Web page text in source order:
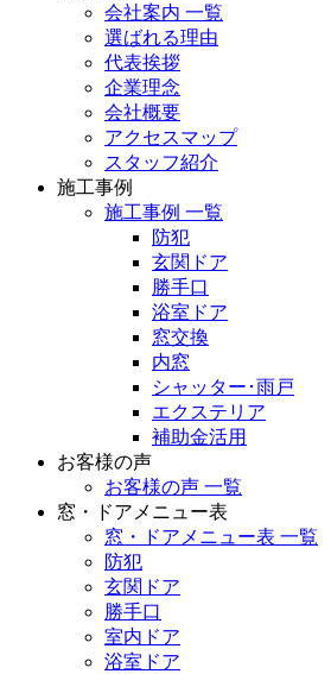
会社案内 一覧
選ばれる理由
代表挨拶
企業理念
会社概要
アクセスマップ
スタッフ紹介
施工事例
施工事例 一覧
防犯
玄関ドア
勝手口
浴室ドア
窓交換
内窓
シャッター･雨戸
エクステリア
補助金活用
お客様の声
お客様の声 一覧
窓・ドアメニュー表
窓・ドアメニュー表 一覧
防犯
玄関ドア
勝手口
室内ドア
浴室ドア